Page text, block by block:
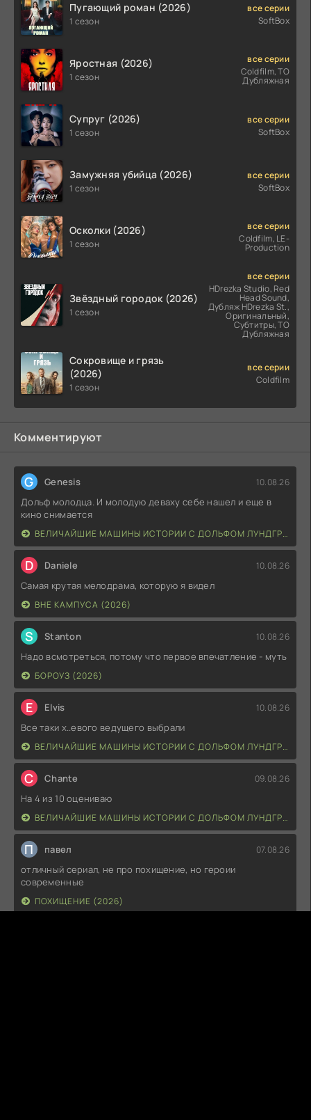
Пугающий роман (2026)
1 сезон
все серии
SoftBox
Яростная (2026)
1 сезон
все серии
Coldfilm, ТО
Дубляжная
Супруг (2026)
1 сезон
все серии
SoftBox
Замужняя убийца (2026)
1 сезон
все серии
SoftBox
Осколки (2026)
1 сезон
все серии
Coldfilm, LE-
Production
Звёздный городок (2026)
1 сезон
все серии
HDrezka Studio, Red
Head Sound,
Дубляж HDrezka St.,
Оригинальный,
Субтитры, ТО
Дубляжная
Сокровище и грязь
(2026)
1 сезон
все серии
Coldfilm
Комментируют
G Genesis 10.08.26
Дольф молодца. И молодую деваху себе нашел и еще в
кино снимается
ВЕЛИЧАЙШИЕ МАШИНЫ ИСТОРИИ С ДОЛЬФОМ ЛУНДГРЕНОМ (2026)
D Daniele 10.08.26
Самая крутая мелодрама, которую я видел
ВНЕ КАМПУСА (2026)
S Stanton 10.08.26
Надо всмотреться, потому что первое впечатление - муть
БОРОУЗ (2026)
E Elvis 10.08.26
Все таки х..евого ведущего выбрали
ВЕЛИЧАЙШИЕ МАШИНЫ ИСТОРИИ С ДОЛЬФОМ ЛУНДГРЕНОМ (2026)
C Chante 09.08.26
На 4 из 10 оцениваю
ВЕЛИЧАЙШИЕ МАШИНЫ ИСТОРИИ С ДОЛЬФОМ ЛУНДГРЕНОМ (2026)
П павел 07.08.26
отличный сериал, не про похищение, но героии
современные
ПОХИЩЕНИЕ (2026)